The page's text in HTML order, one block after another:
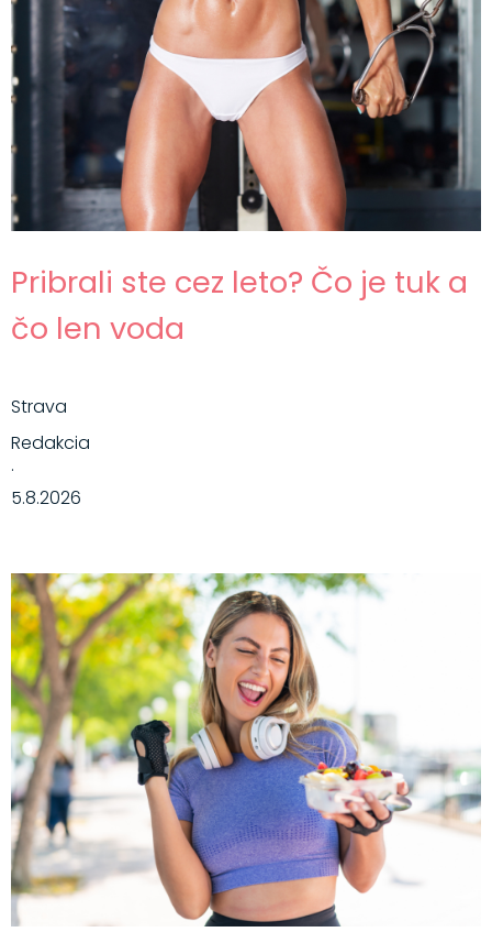
Pribrali ste cez leto? Čo je tuk a
čo len voda
Strava
Redakcia
·
5.8.2026